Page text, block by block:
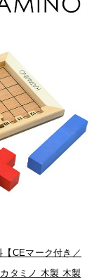
【CEマーク付き／
タミノ 木製 木製